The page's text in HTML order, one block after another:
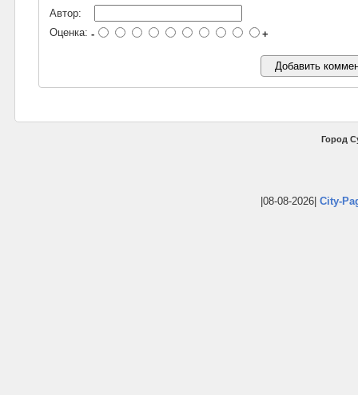
Автор:
Оценка: - +
Город
|08-08-2026| City-